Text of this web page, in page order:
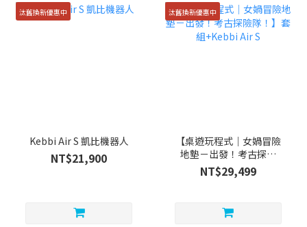
汰舊換新優惠中
Kebbi Air S 凱比機器人
NT$21,900
汰舊換新優惠中
【桌遊玩程式｜女媧冒險
地墊－出發！考古探險
隊！】套組+Kebbi Air S
NT$29,499